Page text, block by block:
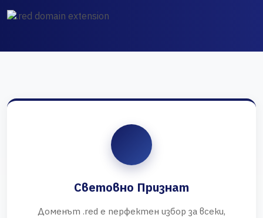
Световно Признат
Доменът .red е перфектен избор за всеки,